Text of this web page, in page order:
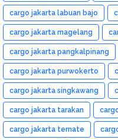
cargo jakarta labuan bajo
cargo jakarta magelang
cargo jakarta pangkalpinang
cargo jakarta purwokerto
cargo jakarta singkawang
cargo jakarta tarakan
cargo jakarta ternate